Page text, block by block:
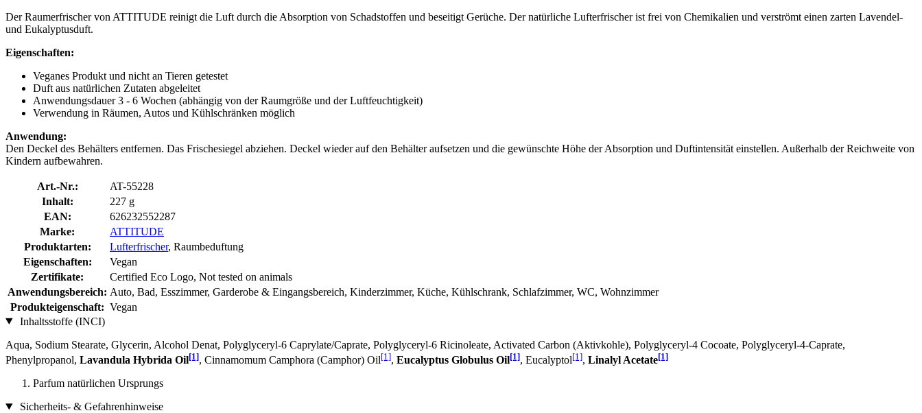
Der Raumerfrischer von ATTITUDE reinigt die Luft durch die Absorption von Schadstoffen und beseitigt Gerüche. Der natürliche Lufterfrischer ist frei von Chemikalien und verströmt einen zarten Lavendel-
und Eukalyptusduft.
Eigenschaften:
Veganes Produkt und nicht an Tieren getestet
Duft aus natürlichen Zutaten abgeleitet
Anwendungsdauer 3 - 6 Wochen (abhängig von der Raumgröße und der Luftfeuchtigkeit)
Verwendung in Räumen, Autos und Kühlschränken möglich
Anwendung:
Den Deckel des Behälters entfernen. Das Frischesiegel abziehen. Deckel wieder auf den Behälter aufsetzen und die gewünschte Höhe der Absorption und Duftintensität einstellen. Außerhalb der Reichweite von
Kindern aufbewahren.
Art.-Nr.:
AT-55228
Inhalt:
227 g
EAN:
626232552287
Marke:
ATTITUDE
Produktarten:
Lufterfrischer, Raumbeduftung
Eigenschaften:
Vegan
Zertifikate:
Certified Eco Logo, Not tested on animals
Anwendungsbereich: Auto, Bad, Esszimmer, Garderobe & Eingangsbereich, Kinderzimmer, Küche, Kühlschrank, Schlafzimmer, WC, Wohnzimmer
Produkteigenschaft: Vegan
Inhaltsstoffe (INCI)
Aqua, Sodium Stearate, Glycerin, Alcohol Denat, Polyglyceryl-6 Caprylate/Caprate, Polyglyceryl-6 Ricinoleate, Activated Carbon (Aktivkohle), Polyglyceryl-4 Cocoate, Polyglyceryl-4-Caprate,
Phenylpropanol, Lavandula Hybrida Oil[1], Cinnamomum Camphora (Camphor) Oil[1], Eucalyptus Globulus Oil[1], Eucalyptol[1], Linalyl Acetate[1]
Parfum natürlichen Ursprungs
Sicherheits- & Gefahrenhinweise